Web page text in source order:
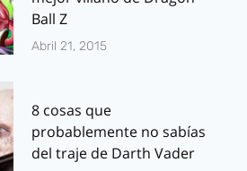
Ball Z
Abril 21, 2015
8 cosas que
probablemente no sabías
del traje de Darth Vader